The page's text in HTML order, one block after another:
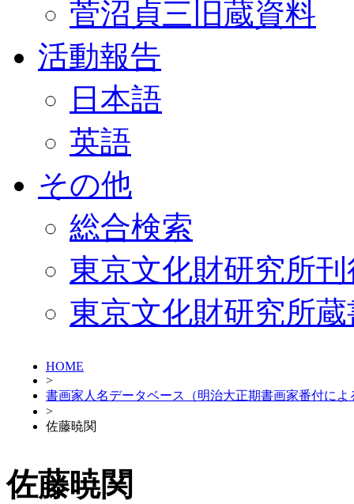
菅沼貞三旧蔵資料
活動報告
日本語
英語
その他
総合検索
東京文化財研究所
東京文化財研究所
HOME
>
書画家人名データベース（明治大正期書画家番付によ
>
佐藤暁関
佐藤暁関